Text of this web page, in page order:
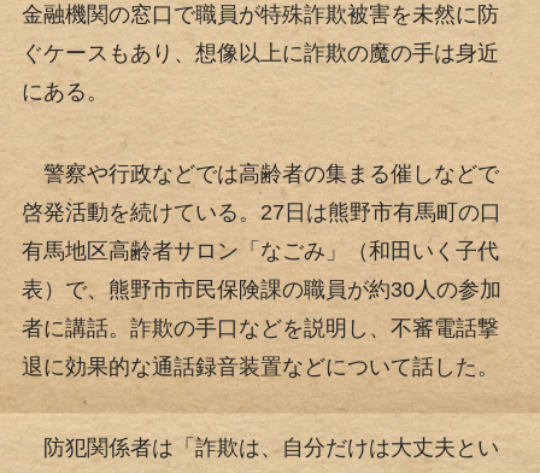
金融機関の窓口で職員が特殊詐欺被害を未然に防
ぐケースもあり、想像以上に詐欺の魔の手は身近
にある。
警察や行政などでは高齢者の集まる催しなどで
啓発活動を続けている。27日は熊野市有馬町の口
有馬地区高齢者サロン「なごみ」（和田いく子代
表）で、熊野市市民保険課の職員が約30人の参加
者に講話。詐欺の手口などを説明し、不審電話撃
退に効果的な通話録音装置などについて話した。
防犯関係者は「詐欺は、自分だけは大丈夫とい